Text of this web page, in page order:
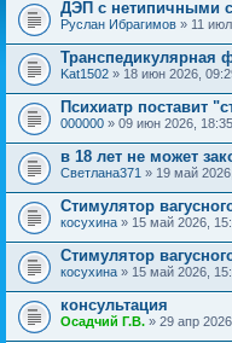
ДЭП с нетипичными
Руслан Ибрагимов » 11
Транспедикулярная
Kat1502 » 18 июн 2026,
Психиатр поставит
000000 » 09 июн 2026,
в 18 лет не может
Светлана371 » 19 май
Стимулятор
косухина » 15 май 2026,
Стимулятор
косухина » 15 май 2026,
консультация
Осадчий Г.В. » 29 апр